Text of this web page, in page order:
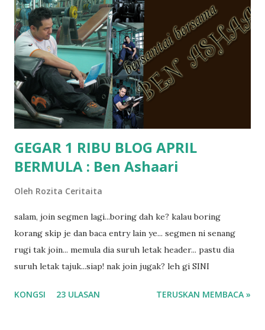
terasa jugak semakin teruk bila abg long dah masuk 2 tahun
kat salah satu tadika swasta ni.. tapi nampaknya kenal huruf
pun tak tau.. pengsan aku bila ingat balik.. aku mula fikir
mungkin sebab abg long sendiri jenis budak yang ada
masalah dyslexia.. tapi minor la.. nanti la aku cerita pasal
dyslexia tu.. lepas tu kami buat keputusan pu...
GEGAR 1 RIBU BLOG APRIL
BERMULA : Ben Ashaari
Oleh Rozita Ceritaita
salam, join segmen lagi...boring dah ke? kalau boring
korang skip je dan baca entry lain ye... segmen ni senang
rugi tak join... memula dia suruh letak header... pastu dia
suruh letak tajuk...siap! nak join jugak? leh gi SINI
KONGSI 23 ULASAN TERUSKAN MEMBACA »